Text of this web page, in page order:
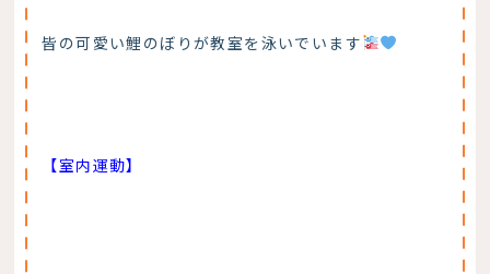
皆の可愛い鯉のぼりが教室を泳いでいます
【室内運動】